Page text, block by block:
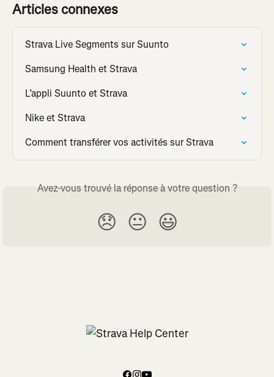
Articles connexes
Strava Live Segments sur Suunto
Samsung Health et Strava
L’appli Suunto et Strava
Nike et Strava
Comment transférer vos activités sur Strava
Avez-vous trouvé la réponse à votre question ?
😞 😐 😃